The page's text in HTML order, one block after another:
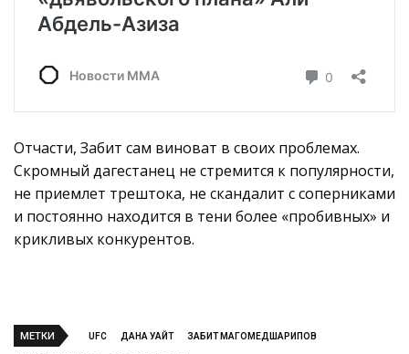
Отчасти, Забит сам виноват в своих проблемах.
Скромный дагестанец не стремится к популярности,
не приемлет трештока, не скандалит с соперниками
и постоянно находится в тени более «пробивных» и
крикливых конкурентов.
МЕТКИ UFC ДАНА УАЙТ ЗАБИТ МАГОМЕДШАРИПОВ